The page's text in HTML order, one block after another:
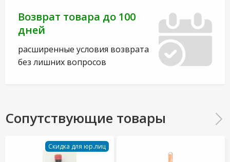
Возврат товара до 100
дней
расширенные условия возврата
без лишних вопросов
Сопутствующие товары
Скидка для юр.лиц